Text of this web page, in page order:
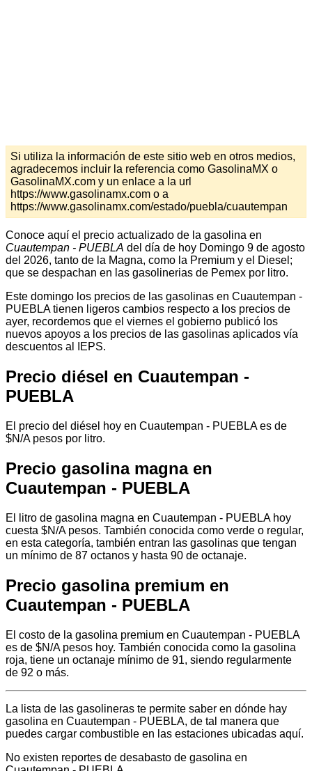
Si utiliza la información de este sitio web en otros medios,
agradecemos incluir la referencia como GasolinaMX o
GasolinaMX.com y un enlace a la url
https://www.gasolinamx.com o a
https://www.gasolinamx.com/estado/puebla/cuautempan
Conoce aquí el precio actualizado de la gasolina en
Cuautempan - PUEBLA del día de hoy Domingo 9 de agosto
del 2026, tanto de la Magna, como la Premium y el Diesel;
que se despachan en las gasolinerias de Pemex por litro.
Este domingo los precios de las gasolinas en Cuautempan -
PUEBLA tienen ligeros cambios respecto a los precios de
ayer, recordemos que el viernes el gobierno publicó los
nuevos apoyos a los precios de las gasolinas aplicados vía
descuentos al IEPS.
Precio diésel en Cuautempan -
PUEBLA
El precio del diésel hoy en Cuautempan - PUEBLA es de
$N/A pesos por litro.
Precio gasolina magna en
Cuautempan - PUEBLA
El litro de gasolina magna en Cuautempan - PUEBLA hoy
cuesta $N/A pesos. También conocida como verde o regular,
en esta categoría, también entran las gasolinas que tengan
un mínimo de 87 octanos y hasta 90 de octanaje.
Precio gasolina premium en
Cuautempan - PUEBLA
El costo de la gasolina premium en Cuautempan - PUEBLA
es de $N/A pesos hoy. También conocida como la gasolina
roja, tiene un octanaje mínimo de 91, siendo regularmente
de 92 o más.
La lista de las gasolineras te permite saber en dónde hay
gasolina en Cuautempan - PUEBLA, de tal manera que
puedes cargar combustible en las estaciones ubicadas aquí.
No existen reportes de desabasto de gasolina en